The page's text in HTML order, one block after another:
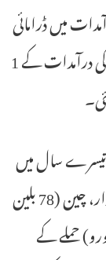
میں ڈرامائی
اضافہ دیکھنے میں آیا، جو کہ اس کی کل خام تیل کی درآمدات کے 1
سال میں
مضبوط ہو گیا ہے۔ تین سب سے بڑے خریدار، چین (78 بلین
اور ترکی (34 بلین یورو) حملے کے